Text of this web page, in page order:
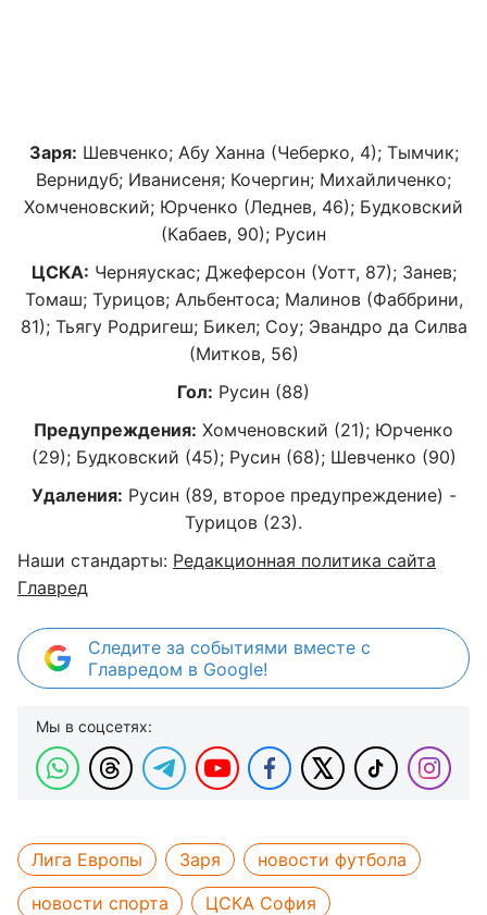
Заря: Шевченко; Абу Ханна (Чеберко, 4); Тымчик;
Вернидуб; Иванисеня; Кочергин; Михайличенко;
Хомченовский; Юрченко (Леднев, 46); Будковский
(Кабаев, 90); Русин
ЦСКА: Черняускас; Джеферсон (Уотт, 87); Занев;
Томаш; Турицов; Альбентоса; Малинов (Фаббрини,
81); Тьягу Родригеш; Бикел; Соу; Эвандро да Силва
(Митков, 56)
Гол: Русин (88)
Предупреждения: Хомченовский (21); Юрченко
(29); Будковский (45); Русин (68); Шевченко (90)
Удаления: Русин (89, второе предупреждение) -
Турицов (23).
Наши стандарты: Редакционная политика сайта
Главред
Следите за событиями вместе с
Главредом в Google!
Мы в соцсетях:
Лига Европы Заря
новости футбола
новости спорта
ЦСКА София